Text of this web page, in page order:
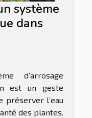
système
dans
d’arrosage
est un geste
préserver l’eau
des plantes.